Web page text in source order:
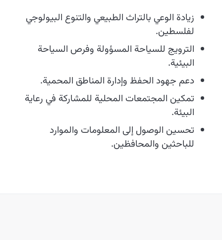
زيادة الوعي بالتراث الطبيعي والتنوع البيولوجي
لفلسطين.
الترويج للسياحة المسؤولة وفرص السياحة
البيئية.
دعم جهود الحفظ وإدارة المناطق المحمية.
تمكين المجتمعات المحلية للمشاركة في رعاية
البيئة.
تحسين الوصول إلى المعلومات والموارد
للباحثين والمحافظين.